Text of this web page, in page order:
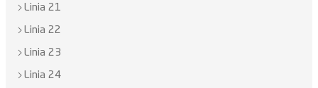
Linia 21
Linia 22
Linia 23
Linia 24